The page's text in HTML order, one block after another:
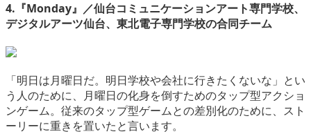
4.『Monday』／仙台コミュニケーションアート専門学校、
デジタルアーツ仙台、東北電子専門学校の合同チーム
「明日は月曜日だ。明日学校や会社に行きたくないな」とい
う人のために、月曜日の化身を倒すためのタップ型アクショ
ンゲーム。従来のタップ型ゲームとの差別化のために、スト
ーリーに重きを置いたと言います。